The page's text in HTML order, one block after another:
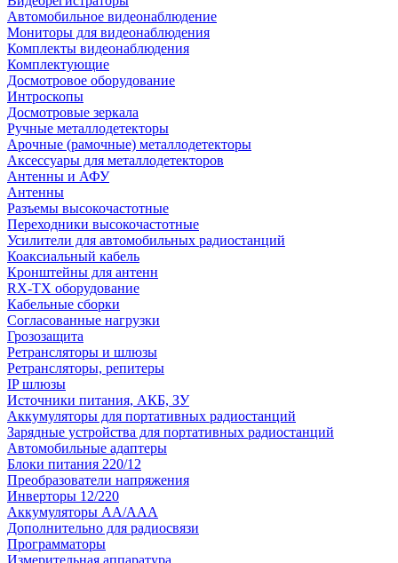
Автомобильное видеонаблюдение
Мониторы для видеонаблюдения
Комплекты видеонаблюдения
Комплектующие
Досмотровое оборудование
Интроскопы
Досмотровые зеркала
Ручные металлодетекторы
Арочные (рамочные) металлодетекторы
Аксессуары для металлодетекторов
Антенны и АФУ
Антенны
Разъемы высокочастотные
Переходники высокочастотные
Усилители для автомобильных радиостанций
Коаксиальный кабель
Кронштейны для антенн
RX-TX оборудование
Кабельные сборки
Согласованные нагрузки
Грозозащита
Ретрансляторы и шлюзы
Ретрансляторы, репитеры
IP шлюзы
Источники питания, АКБ, ЗУ
Аккумуляторы для портативных радиостанций
Зарядные устройства для портативных радиостанций
Автомобильные адаптеры
Блоки питания 220/12
Преобразователи напряжения
Инверторы 12/220
Аккумуляторы АА/ААА
Дополнительно для радиосвязи
Программаторы
Измерительная аппаратура